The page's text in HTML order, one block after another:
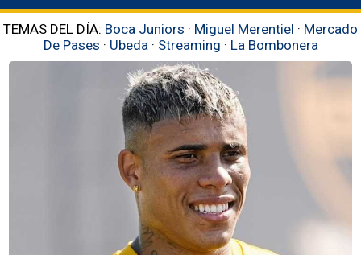
TEMAS DEL DÍA: Boca Juniors · Miguel Merentiel · Mercado
De Pases · Ubeda · Streaming · La Bombonera